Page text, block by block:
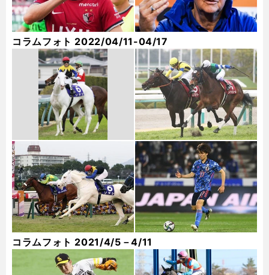
コラムフォト 2022/04/11-04/17
コラムフォト 2021/4/5－4/11